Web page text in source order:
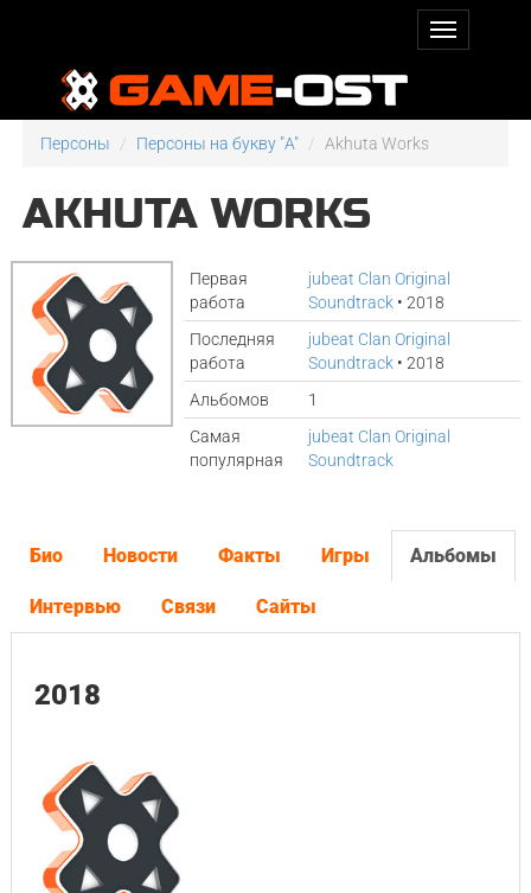
Персоны Персоны на букву "A" Akhuta Works
AKHUTA WORKS
Первая
работа
jubeat Clan Original
Soundtrack • 2018
Последняя
работа
jubeat Clan Original
Soundtrack • 2018
Альбомов
1
Самая
популярная
jubeat Clan Original
Soundtrack
Био Новости Факты Игры Альбомы
Интервью Связи Сайты
2018